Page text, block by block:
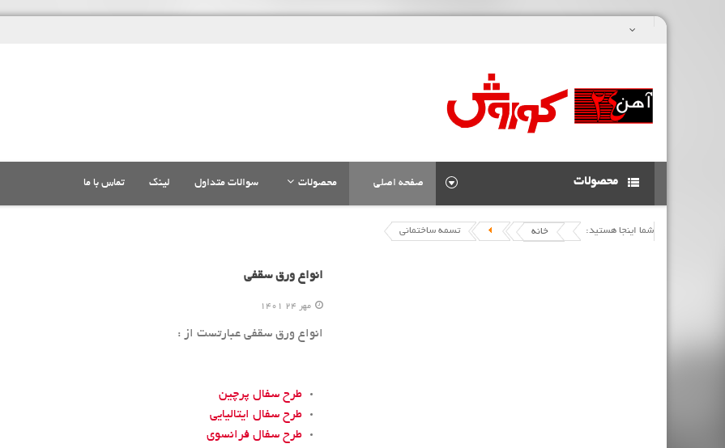
محصولات صفحه اصلی محصولات سوالات متداول لینک تماس با ما
شما اینجا هستید: خانه تسمه ساختمانی
انواع ورق سقفی
مهر 24 1401
انواع ورق سقفی عبارتست از :
طرح سفال پرچین
طرح سفال ایتالیایی
طرح سفال فرانسوی